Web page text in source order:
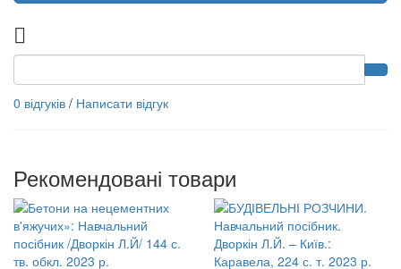
0 відгуків / Написати відгук
Рекомендовані товари